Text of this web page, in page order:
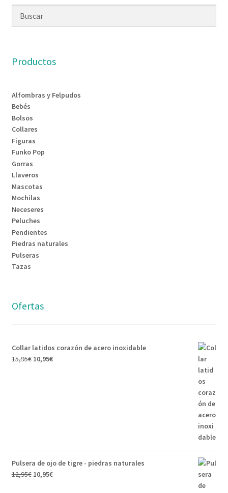
Productos
Alfombras y Felpudos
Bebés
Bolsos
Collares
Figuras
Funko Pop
Gorras
Llaveros
Mascotas
Mochilas
Neceseres
Peluches
Pendientes
Piedras naturales
Pulseras
Tazas
Ofertas
Collar latidos corazón de acero inoxidable
15,95€ 10,95€
Pulsera de ojo de tigre - piedras naturales
12,95€ 10,95€